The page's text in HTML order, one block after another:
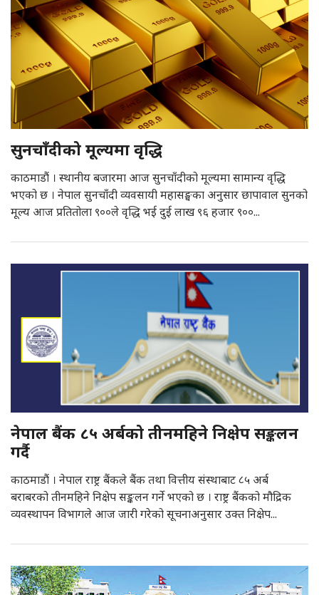
सुनचाँदीको मूल्यमा वृद्धि
काठमाडौं । स्थानीय बजारमा आज सुनचाँदीको मूल्यमा सामान्य वृद्धि
भएको छ । नेपाल सुनचाँदी व्यवसायी महासङ्घका अनुसार छापावाल सुनको
मूल्य आज प्रतितोला ९००ले वृद्धि भई दुई लाख ९६ हजार ९००...
नेपाल बैंक ८५ अर्बको तीनमहिने निक्षेप सङ्कलन
गर्दै
काठमाडौं । नेपाल राष्ट्र बैंकले बैंक तथा वित्तीय संस्थाबाट ८५ अर्ब
बराबरको तीनमहिने निक्षेप सङ्कलन गर्ने भएको छ । राष्ट्र बैंकको मौद्रिक
व्यवस्थापन विभागले आज जारी गरेको सूचनाअनुसार उक्त निक्षेप...